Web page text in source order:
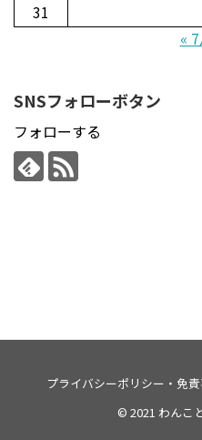
31
«
SNSフォローボタン
フォローする
プライバシーポリシー・免
© 2021 わんこ